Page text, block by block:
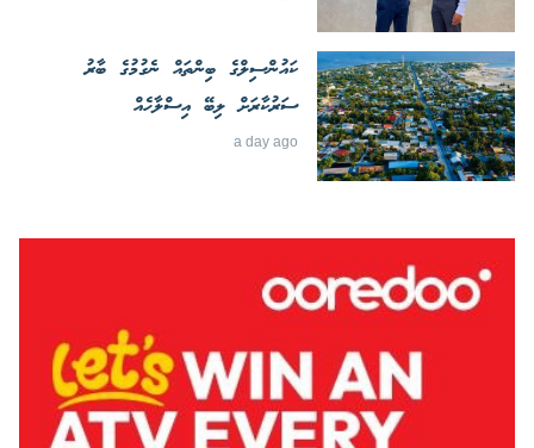
ކައުންސިލްގެ ބިންތައް ނެގުމުގެ ބާރު
ސަރުކާރަށް ލިބޭ އިސްލާހެއް
a day ago